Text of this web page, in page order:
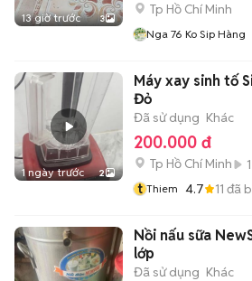
13 giờ trước 3
Tp Hồ Chí Minh
Nga 76 Ko Sip Hàng
1 ngày trước 2
Máy xay sinh tố
Đỏ
Đã sử dụng Khác
200.000 đ
Tp Hồ Chí Minh
1
t Thiem 4.7 11 đã
Nồi nấu sữa
lớp
Đã sử dụng Khác